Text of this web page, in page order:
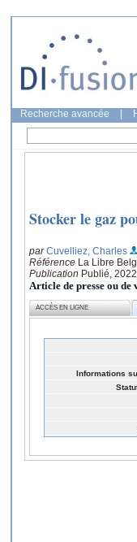
Recherche avancée
Stocker le gaz
parCuvelliez, Charles
Référence La Libre
Publication Publié,
Article de presse ou
ACCÈS EN LIGNE
Informations